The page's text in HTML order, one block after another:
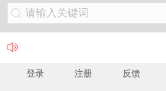
请输入关键词
登录 注册 反馈